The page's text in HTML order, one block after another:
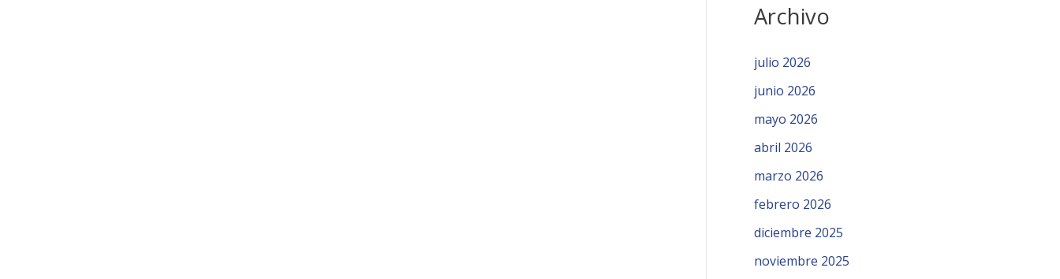
Archivo
julio 2026
junio 2026
mayo 2026
abril 2026
marzo 2026
febrero 2026
diciembre 2025
noviembre 2025